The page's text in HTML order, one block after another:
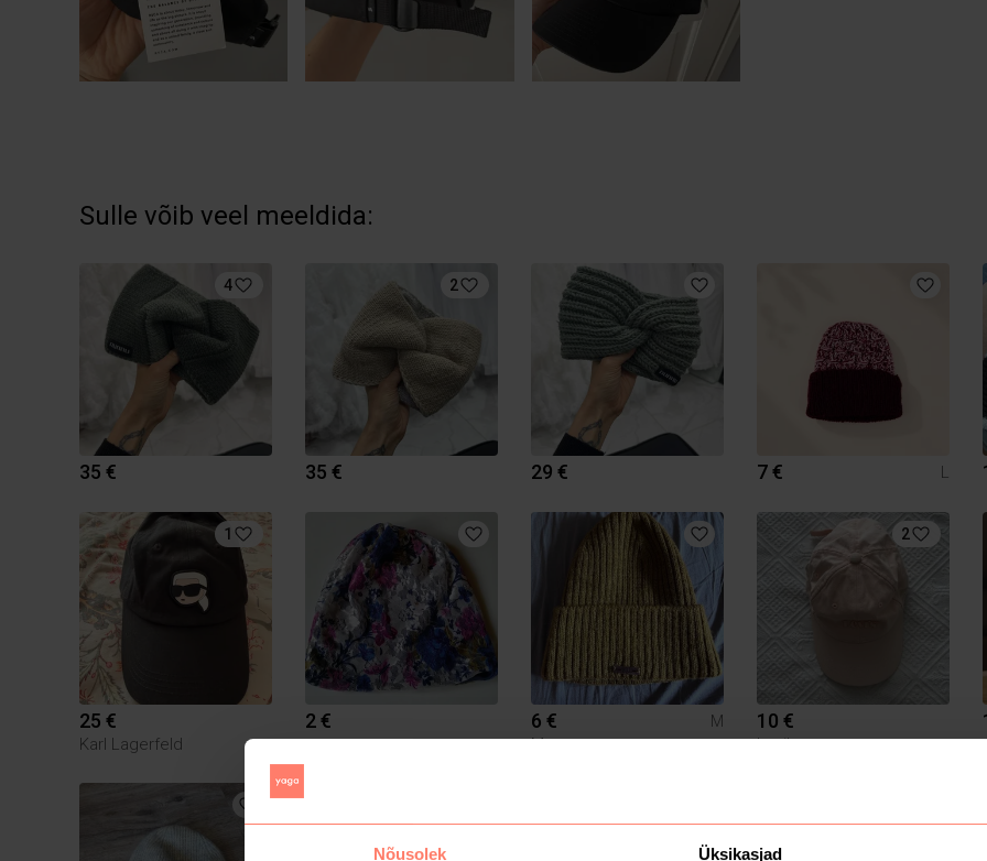
Nõusolek Üksikasjad
Sulle võib veel meeldida:
4
35 €
2
35 € 29 € 7 € L
1
25 €
Karl Lagerfeld
2 € 6 €
M
Muu
2
10 €
Levi's